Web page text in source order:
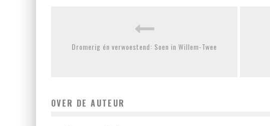
Dromerig én verwoestend: Soen in Willem-Twee
OVER DE AUTEUR